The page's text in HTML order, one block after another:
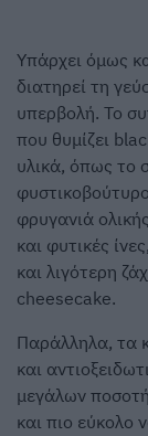
Υπάρχει όμως
διατηρεί τη
υπερβολή. Το
που θυμίζει
υλικά, όπως το
φρυγανιά
και φυτικές
και λιγότερη
cheesecake.
Παράλληλα, τα
και
μεγάλων
και πιο εύκολο